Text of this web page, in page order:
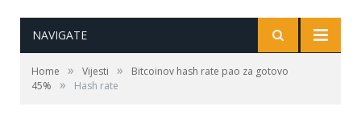
NAVIGATE
Home » Vijesti »
Bitcoinov hash rate pao za gotovo
45%
» Hash rate